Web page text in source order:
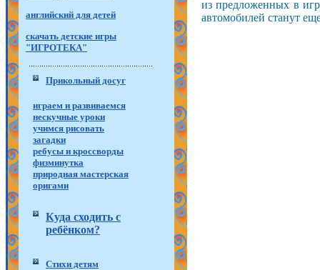
английский для детей
скачать детские игры
"ИГРОТЕКА"
Прикольный досуг
играем и развиваемся
нескучные уроки
учимся рисовать
загадки
ребусы и кроссворды
физминутка
природная мастерская
оригами
Куда сходить с
ребёнком?
Стихи детям
из предложенных в
автомобилей станут